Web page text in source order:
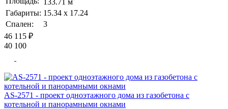
133.71 м
Габариты: 15.34 х 17.24
Спален:
3
46 115 ₽
40 100
AS-2571 - проект одноэтажного дома из газобетона с
котельной и панорамными окнами